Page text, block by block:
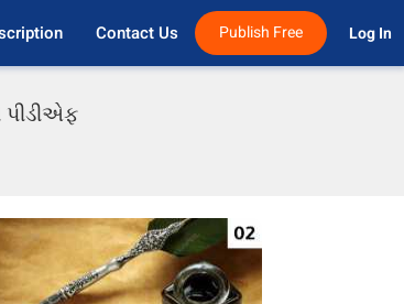
Contact Us Publish Free Log In
પીડીએફ